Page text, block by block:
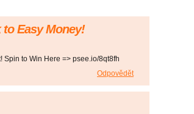
to Easy Money!
Spin to Win Here => psee.io/8qt8fh
Odpovědět